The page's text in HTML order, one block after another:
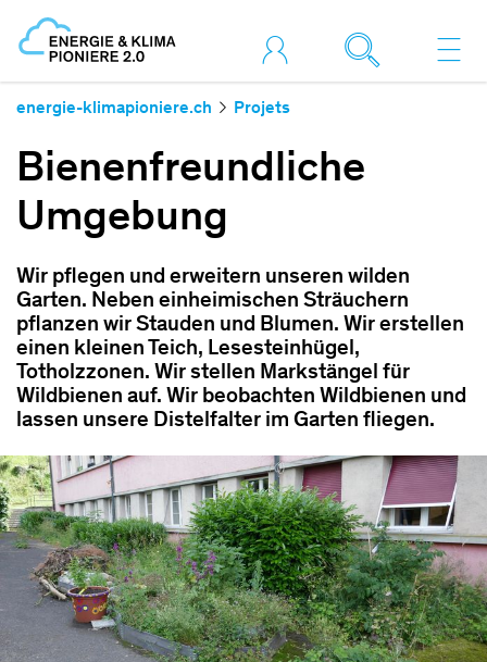
energie-klimapioniere.ch Projets
Bienenfreundliche
Umgebung
Wir pflegen und erweitern unseren wilden
Garten. Neben einheimischen Sträuchern
pflanzen wir Stauden und Blumen. Wir erstellen
einen kleinen Teich, Lesesteinhügel,
Totholzzonen. Wir stellen Markstängel für
Wildbienen auf. Wir beobachten Wildbienen und
lassen unsere Distelfalter im Garten fliegen.